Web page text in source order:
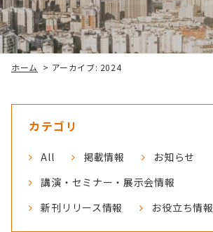
ホーム > アーカイブ: 2024
カテゴリ
All 掲載情報
お知らせ
講演・セミナー・展示会情報
新刊リリース情報
お役立ち情報